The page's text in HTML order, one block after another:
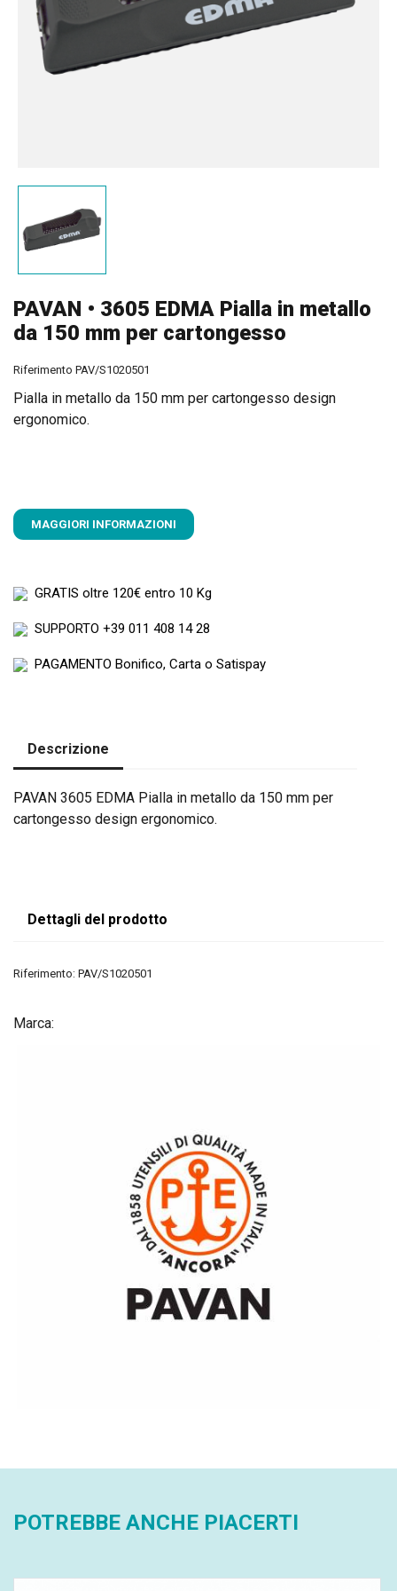
PAVAN • 3605 EDMA Pialla in metallo
da 150 mm per cartongesso
Riferimento PAV/S1020501
Pialla in metallo da 150 mm per cartongesso design
ergonomico.
MAGGIORI INFORMAZIONI
GRATIS oltre 120€ entro 10 Kg
SUPPORTO +39 011 408 14 28
PAGAMENTO Bonifico, Carta o Satispay
Descrizione
PAVAN 3605 EDMA Pialla in metallo da 150 mm per
cartongesso design ergonomico.
Dettagli del prodotto
Riferimento: PAV/S1020501
Marca:
POTREBBE ANCHE PIACERTI